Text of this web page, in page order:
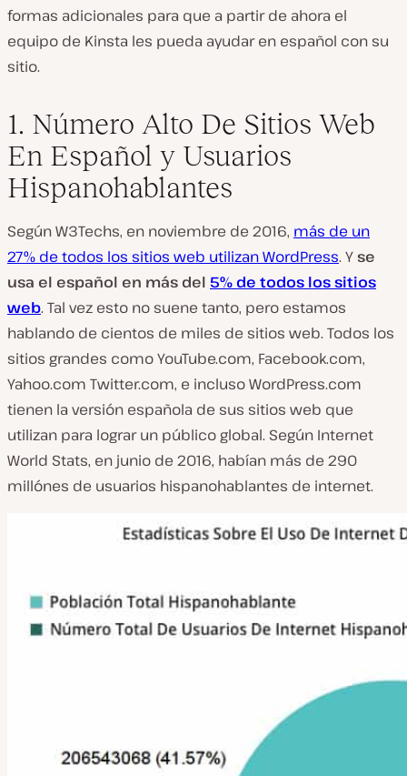
formas adicionales para que a partir de ahora el
equipo de Kinsta les pueda ayudar en español con su
sitio.
1. Número Alto De Sitios Web
En Español y Usuarios
Hispanohablantes
Según W3Techs, en noviembre de 2016, más de un
27% de todos los sitios web utilizan WordPress. Yse
usa el español en más del 5% de todos los sitios
web. Tal vez esto no suene tanto, pero estamos
hablando de cientos de miles de sitios web. Todos los
sitios grandes como YouTube.com, Facebook.com,
Yahoo.com Twitter.com, e incluso WordPress.com
tienen la versión española de sus sitios web que
utilizan para lograr un público global. Según Internet
World Stats, en junio de 2016, habían más de 290
millónes de usuarios hispanohablantes de internet.